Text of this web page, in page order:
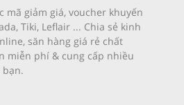
mã giảm giá, voucher khuyến
Tiki, Leflair ... Chia sẻ kinh
săn hàng giá rẻ chất
miễn phí & cung cấp nhiều